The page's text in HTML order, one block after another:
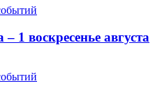
1 воскресенье августа